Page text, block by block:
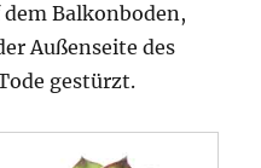
Balkonboden,
Außenseite des
gestürzt.